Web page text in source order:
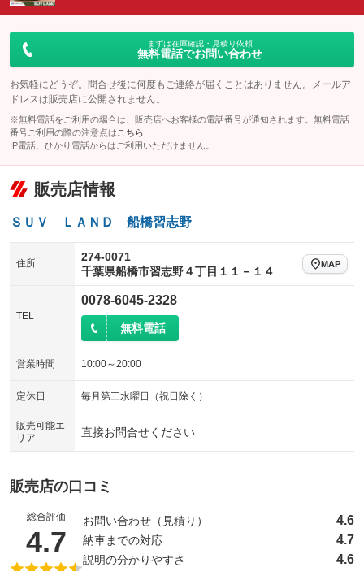
：装備なし
：装備なし
まずは在庫確認・見積り依頼
無料電話でお問い合わせ
お気軽にどうぞ。問合せ後に何度もご連絡が届くことはありません。メールア
ドレスは販売店に公開されません。
※無料電話をご利用の場合は、販売店へお客様の電話番号が通知されます。無料電話
番号ご利用の際の注意点は こちら
IP電話、ひかり電話からはご利用いただけません。
販売店情報
ＳＵＶ ＬＡＮＤ 船橋習志野
住所
274-0071
千葉県船橋市習志野４丁目１１－１４
MAP
TEL
0078-6045-2328
無料電話
営業時間 10:00～20:00
定休日 毎月第三水曜日（祝日除く）
販売可能エ
リア
直接お問合せください
販売店の口コミ
総合評価
4.7 （5点満点中）
お問い合わせ（見積り） 4.6
納車までの対応 4.7
説明の分かりやすさ 4.6